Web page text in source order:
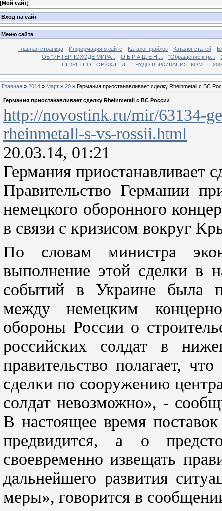
[Мой сайт]
Вход на сайт
Меню сайта
Главная страница Информация о сайте Каталог файлов Каталог статей
ОБ “ИНТЕРПОХОДЕ МИРА...
О Б Р А Щ Е Н ... "Обращение к гр...
СЕКРЕТНОЕ ОРУЖИЕ И...
ЧУДО ВЫЖИВАНИЯ: КОМ...
Главная » 2014 » Март » 20 » Германия приостанавливает сделку Rheinmetall с ВС
Германия приостанавливает сделку Rheinmetall с ВС России
http://novostink.ru/mir/63134-
rheinmetall-s-vs-rossii.html
20.03.14, 01:21
Германия приостанавливает
Правительство Германии
немецкого оборонного
в связи с кризисом вокруг
По словам министра
выполнение этой сделки в
событий в Украине была
между немецким
обороны России о
российских солдат в
правительство полагает,
сделки по сооружению
солдат невозможно», -
В настоящее время
предвидится, а о
своевременно извещать
дальнейшего развития
меры», говорится в